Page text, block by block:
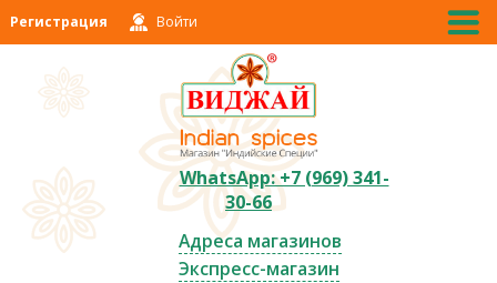
Регистрация Войти
WhatsApp: +7 (969) 341-
30-66
Адреса магазинов
Экспресс-магазин